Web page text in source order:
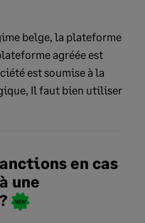
belge, la plateforme
agréée est
est soumise à la
Il faut bien utiliser
en cas
une